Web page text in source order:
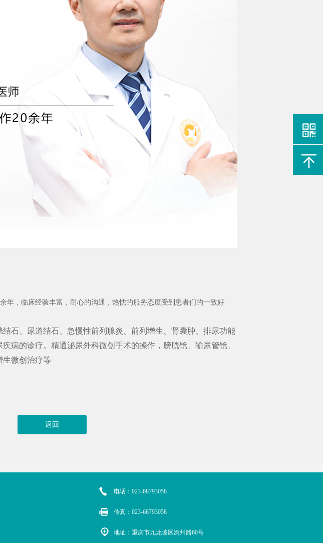
年，临床经验丰富，耐心的沟通，热忱的服务态度受到患者们的一致好
石、尿道结石、急慢性前列腺炎、前列增生、肾囊肿、排尿功能
病的诊疗。精通泌尿外科微创手术的操作，膀胱镜、输尿管镜、
生微创治疗等
返回
电话：023-68793058
传真：023-68793058
地址：重庆市九龙坡区渝州路60号